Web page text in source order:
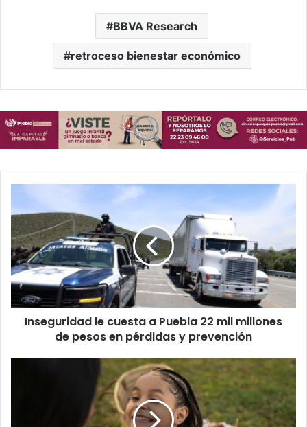
BBVA Research
retroceso bienestar económico
cuesta
a
Puebla
22
mil
millones
de
pesosInseguridad le cuesta a Puebla 22 mil millones
de pesos en pérdidas y prevención